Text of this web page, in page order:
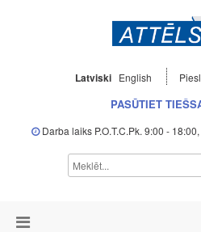
Latviski English
PASŪTIET
Darba laiks P.O.T.C.Pk. 9:00 -